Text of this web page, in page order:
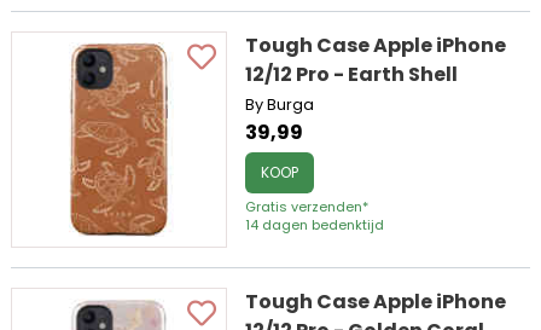
Tough Case Apple iPhone
12/12 Pro - Earth Shell
By Burga
39,99
KOOP
Gratis verzenden*
14 dagen bedenktijd
Tough Case Apple iPhone